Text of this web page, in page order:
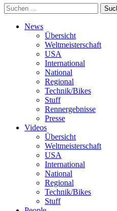
Suchen
nach:
News
Übersicht
Weltmeisterschaft
USA
International
National
Regional
Technik/Bikes
Stuff
Rennergebnisse
Presse
Videos
Übersicht
Weltmeisterschaft
USA
International
National
Regional
Technik/Bikes
Stuff